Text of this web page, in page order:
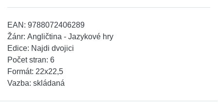
EAN: 9788072406289
Žánr: Angličtina - Jazykové hry
Edice: Najdi dvojici
Počet stran: 6
Formát: 22x22,5
Vazba: skládaná